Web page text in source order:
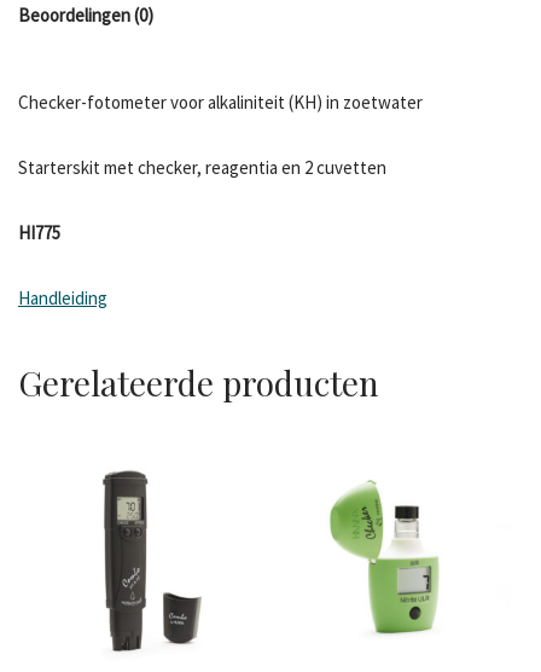
Beoordelingen (0)
Checker-fotometer voor alkaliniteit (KH) in zoetwater
Starterskit met checker, reagentia en 2 cuvetten
HI775
Handleiding
Gerelateerde producten